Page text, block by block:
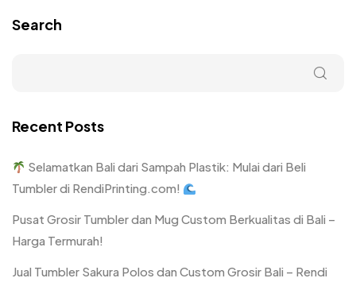
Search
Recent Posts
Selamatkan Bali dari Sampah Plastik: Mulai dari Beli
Tumbler di RendiPrinting.com!
Pusat Grosir Tumbler dan Mug Custom Berkualitas di Bali –
Harga Termurah!
Jual Tumbler Sakura Polos dan Custom Grosir Bali – Rendi